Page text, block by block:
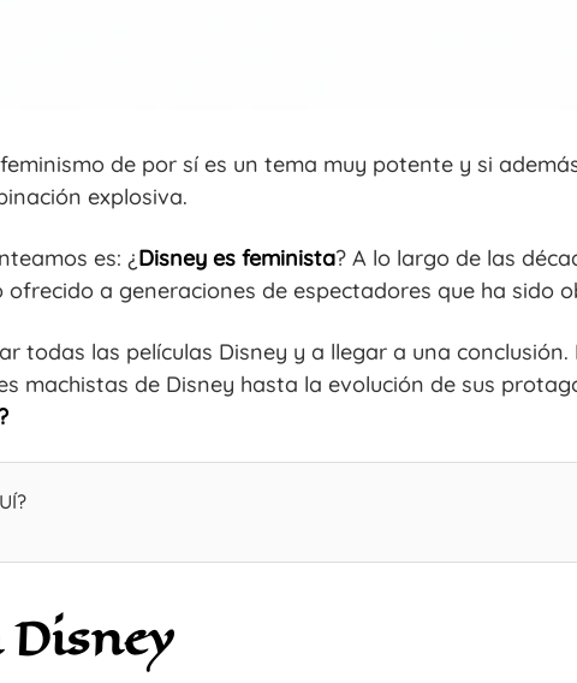
de por sí es un tema muy potente y si
explosiva.
es: ¿Disney es feminista? A lo largo de las
a generaciones de espectadores que ha sido
todas las películas Disney y a llegar a una
machistas de Disney hasta la evolución de sus